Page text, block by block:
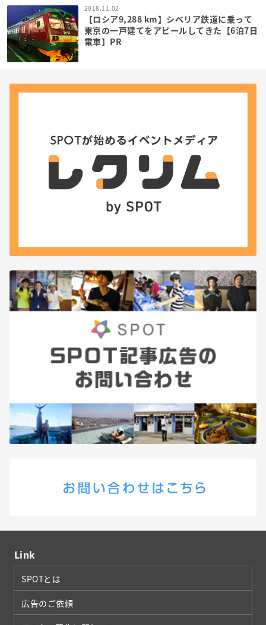
2018.11.02
【ロシア9,288 km】シベリア鉄道に乗って
東京の一戸建てをアピールしてきた【6泊7日
電車】PR
Link
SPOTとは
広告のご依頼